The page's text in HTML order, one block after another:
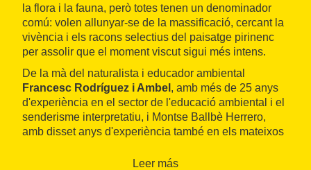
la flora i la fauna, però totes tenen un denominador
comú: volen allunyar-se de la massificació, cercant la
vivència i els racons selectius del paisatge pirinenc
per assolir que el moment viscut sigui més intens.
De la mà del naturalista i educador ambiental
Francesc Rodríguez i Ambel , amb més de 25 anys
d'experiència en el sector de l'educació ambiental i el
senderisme interpretatiu, i Montse Ballbè Herrero,
amb disset anys d'experiència també en els mateixos
d'activitats durant tot l'any.Leer más